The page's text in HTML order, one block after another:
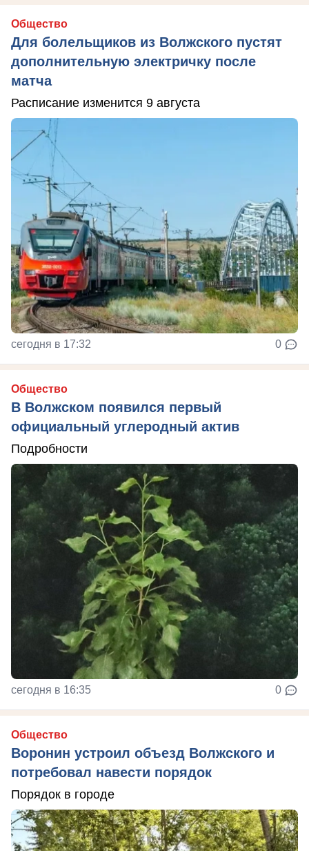
Общество
Для болельщиков из Волжского пустят
дополнительную электричку после
матча
Расписание изменится 9 августа
сегодня в 17:32 0
Общество
В Волжском появился первый
официальный углеродный актив
Подробности
сегодня в 16:35 0
Общество
Воронин устроил объезд Волжского и
потребовал навести порядок
Порядок в городе